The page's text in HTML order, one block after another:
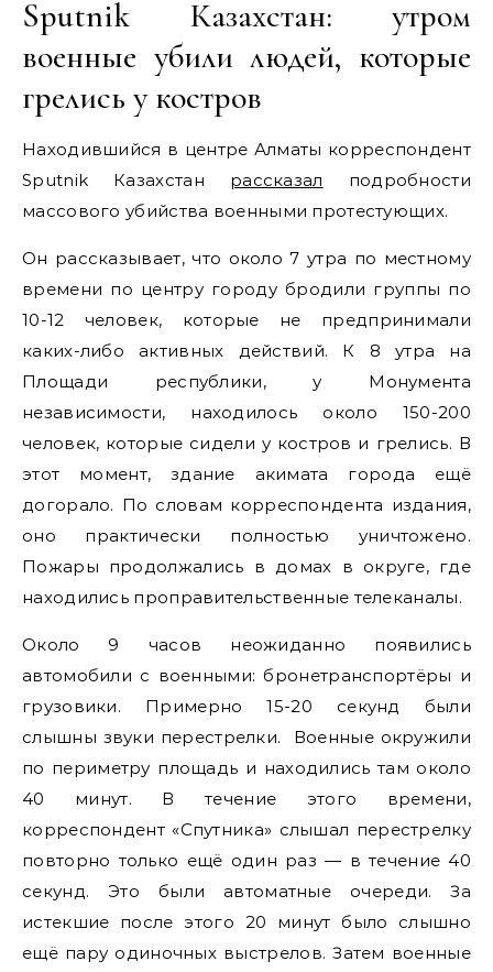
Sputnik Казахстан: утром
военные убили людей, которые
грелись у костров
Находившийся в центре Алматы корреспондент
Sputnik Казахстан рассказал подробности
массового убийства военными протестующих.
Он рассказывает, что около 7 утра по местному
времени по центру городу бродили группы по
10-12 человек, которые не предпринимали
каких-либо активных действий. К 8 утра на
Площади республики, у Монумента
независимости, находилось около 150-200
человек, которые сидели у костров и грелись. В
этот момент, здание акимата города ещё
догорало. По словам корреспондента издания,
оно практически полностью уничтожено.
Пожары продолжались в домах в округе, где
находились проправительственные телеканалы.
Около 9 часов неожиданно появились
автомобили с военными: бронетранспортёры и
грузовики. Примерно 15-20 секунд были
слышны звуки перестрелки. Военные окружили
по периметру площадь и находились там около
40 минут. В течение этого времени,
корреспондент «Спутника» слышал перестрелку
повторно только ещё один раз — в течение 40
секунд. Это были автоматные очереди. За
истекшие после этого 20 минут было слышно
ещё пару одиночных выстрелов. Затем военные